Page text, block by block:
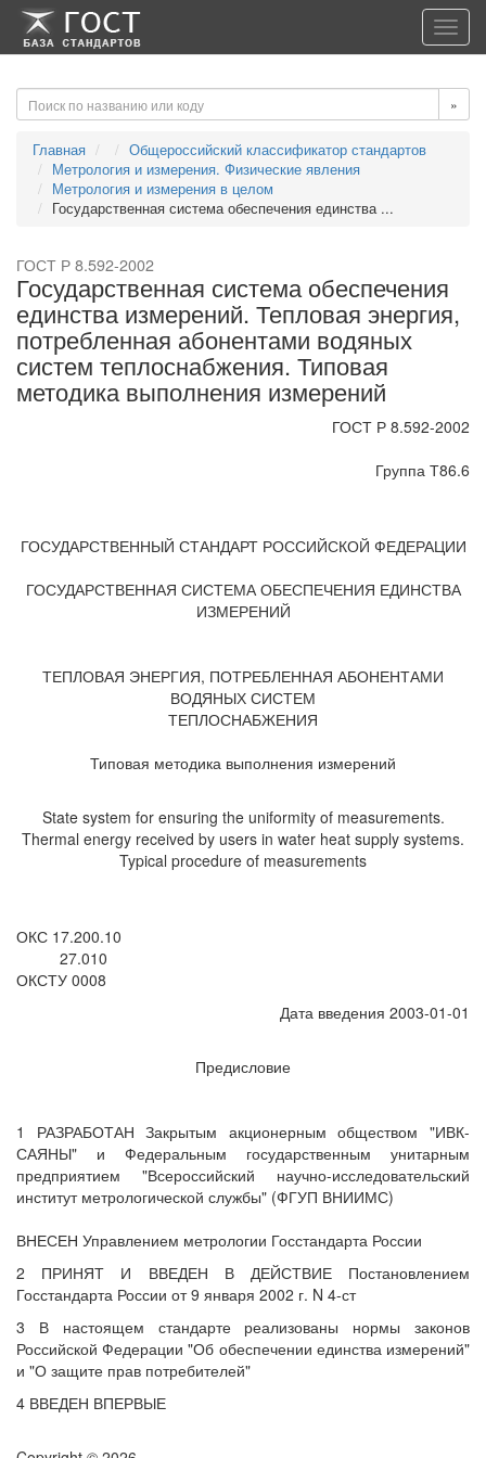
-->-->
»
Главная
Общероссийский классификатор стандартов
Метрология и измерения. Физические явления
Метрология и измерения в целом
Государственная система обеспечения единства ...
ГОСТ Р 8.592-2002
Государственная система обеспечения
единства измерений. Тепловая энергия,
потребленная абонентами водяных
систем теплоснабжения. Типовая
методика выполнения измерений
ГОСТ Р 8.592-2002
Группа Т86.6
ГОСУДАРСТВЕННЫЙ СТАНДАРТ РОССИЙСКОЙ ФЕДЕРАЦИИ
ГОСУДАРСТВЕННАЯ СИСТЕМА ОБЕСПЕЧЕНИЯ ЕДИНСТВА
ИЗМЕРЕНИЙ
ТЕПЛОВАЯ ЭНЕРГИЯ, ПОТРЕБЛЕННАЯ АБОНЕНТАМИ
ВОДЯНЫХ СИСТЕМ
ТЕПЛОСНАБЖЕНИЯ
Типовая методика выполнения измерений
State system for ensuring the uniformity of measurements.
Thermal energy received by users in water heat supply systems.
Typical procedure of measurements
ОКС 17.200.10
27.010
ОКСТУ 0008
Дата введения 2003-01-01
Предисловие
1 РАЗРАБОТАН Закрытым акционерным обществом "ИВК-
САЯНЫ" и Федеральным государственным унитарным
предприятием "Всероссийский научно-исследовательский
институт метрологической службы" (ФГУП ВНИИМС)
ВНЕСЕН Управлением метрологии Госстандарта России
2 ПРИНЯТ И ВВЕДЕН В ДЕЙСТВИЕ Постановлением
Госстандарта России от 9 января 2002 г. N 4-ст
3 В настоящем стандарте реализованы нормы законов
Российской Федерации "Об обеспечении единства измерений"
и "О защите прав потребителей"
4 ВВЕДЕН ВПЕРВЫЕ